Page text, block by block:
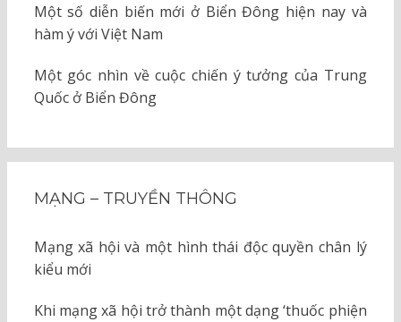
Một số diễn biến mới ở Biển Đông hiện nay và
hàm ý với Việt Nam
Một góc nhìn về cuộc chiến ý tưởng của Trung
Quốc ở Biển Đông
MẠNG – TRUYỀN THÔNG
Mạng xã hội và một hình thái độc quyền chân lý
kiểu mới
Khi mạng xã hội trở thành một dạng ‘thuốc phiện